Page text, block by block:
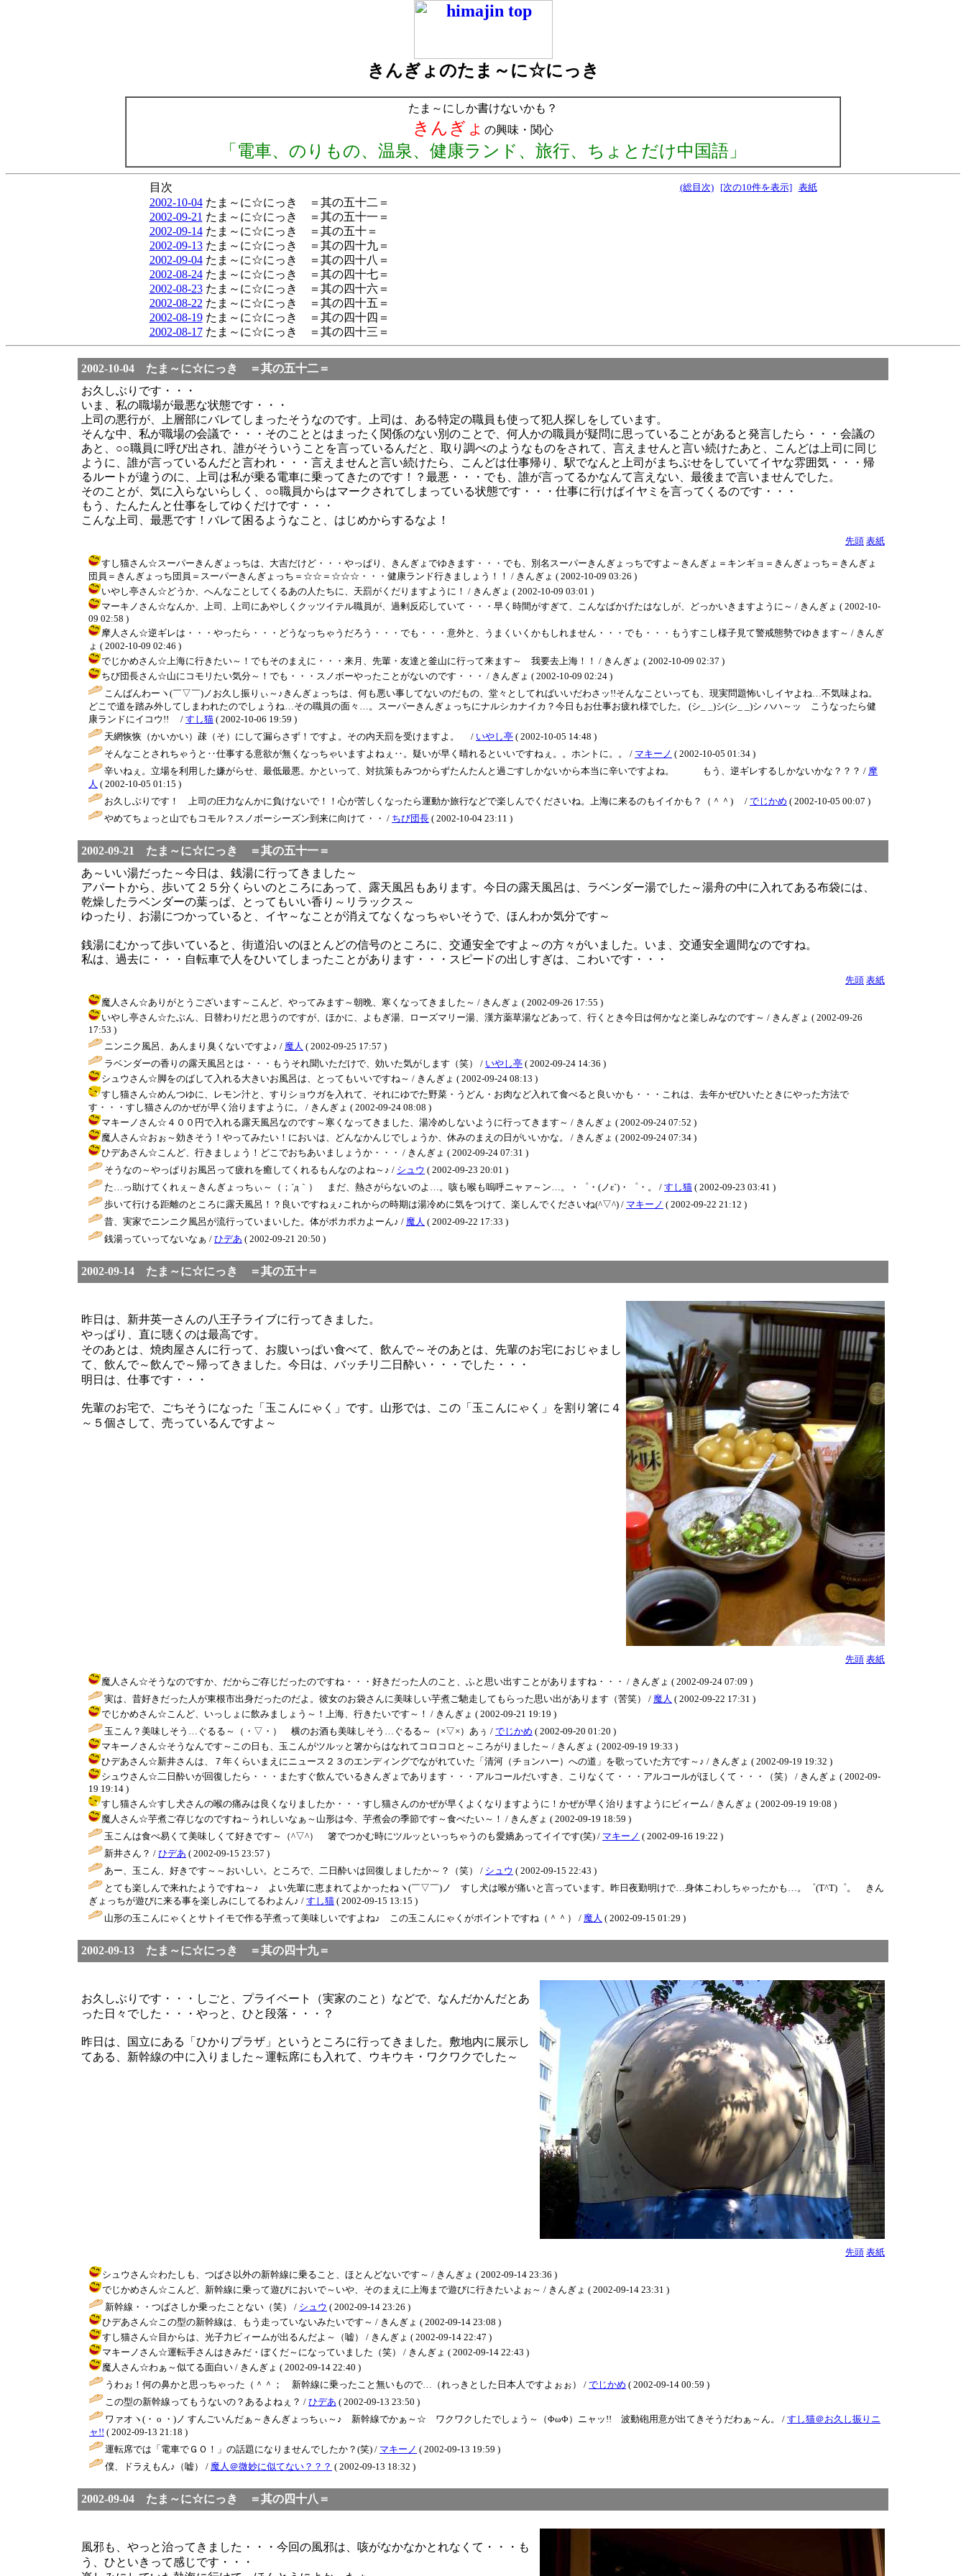
きんぎょのたま～に☆にっき
たま～にしか書けないかも？
きんぎょ の興味・関心
「電車、のりもの、温泉、健康ランド、旅行、ちょとだけ中国語」
目次 (総目次) [次の10件を表示] 表紙
2002-10-04たま～に☆にっき ＝其の五十二＝
2002-09-21 たま～に☆にっき ＝其の五十一＝
2002-09-14たま～に☆にっき ＝其の五十＝
2002-09-13たま～に☆にっき ＝其の四十九＝
2002-09-04たま～に☆にっき ＝其の四十八＝
2002-08-24たま～に☆にっき ＝其の四十七＝
2002-08-23たま～に☆にっき ＝其の四十六＝
2002-08-22 たま～に☆にっき ＝其の四十五＝
2002-08-19たま～に☆にっき ＝其の四十四＝
2002-08-17たま～に☆にっき ＝其の四十三＝
2002-10-04 たま～に☆にっき ＝其の五十二＝
お久しぶりです・・・
いま、私の職場が最悪な状態です・・・
上司の悪行が、上層部にバレてしまったそうなのです。上司は、ある特定の職員も使って犯人探しをしています。
そんな中、私が職場の会議で・・・そのこととはまったく関係のない別のことで、何人かの職員が疑問に思っていることがあると発言したら・・・会議の
あと、○○職員に呼び出され、誰がそういうことを言っているんだと、取り調べのようなものをされて、言えませんと言い続けたあと、こんどは上司に同じ
ように、誰が言っているんだと言われ・・・言えませんと言い続けたら、こんどは仕事帰り、駅でなんと上司がまちぶせをしていてイヤな雰囲気・・・帰
るルートが違うのに、上司は私が乗る電車に乗ってきたのです！？最悪・・・でも、誰が言ってるかなんて言えない、最後まで言いませんでした。
そのことが、気に入らないらしく、○○職員からはマークされてしまっている状態です・・・仕事に行けばイヤミを言ってくるのです・・・
もう、たんたんと仕事をしてゆくだけです・・・
こんな上司、最悪です！バレて困るようなこと、はじめからするなよ！
先頭 表紙
すし猫さん☆スーパーきんぎょっちは、大吉だけど・・・やっぱり、きんぎょでゆきます・・・でも、別名スーパーきんぎょっちですよ～きんぎょ＝キンギョ＝きんぎょっち＝きんぎょ
団員＝きんぎょっち団員＝スーパーきんぎょっち＝☆☆＝☆☆☆・・・健康ランド行きましょう！！ / きんぎょ ( 2002-10-09 03:26 )
いやし亭さん☆どうか、へんなことしてくるあの人たちに、天罰がくだりますように！ / きんぎょ ( 2002-10-09 03:01 )
マーキノさん☆なんか、上司、上司にあやしくクッツイテル職員が、過剰反応していて・・・早く時間がすぎて、こんなばかげたはなしが、どっかいきますように～ / きんぎょ ( 2002-10-
09 02:58 )
摩人さん☆逆ギレは・・・やったら・・・どうなっちゃうだろう・・・でも・・・意外と、うまくいくかもしれません・・・でも・・・もうすこし様子見て警戒態勢でゆきます～ / きんぎ
ょ ( 2002-10-09 02:46 )
でじかめさん☆上海に行きたい～！でもそのまえに・・・来月、先輩・友達と釜山に行って来ます～ 我要去上海！！ / きんぎょ ( 2002-10-09 02:37 )
ちび団長さん☆山にコモリたい気分～！でも・・・スノボーやったことがないのです・・・ / きんぎょ ( 2002-10-09 02:24 )
こんばんわーヽ(￣▽￣)ノお久し振りぃ～♪きんぎょっちは、何も悪い事してないのだもの、堂々としてればいいだわさッ!!そんなこといっても、現実問題怖いしイヤよね…不気味よね。
どこで道を踏み外してしまわれたのでしょうね…その職員の面々…。スーパーきんぎょっちにナルシカナイカ？今日もお仕事お疲れ様でした。 (シ_ _)シ(シ_ _)シ ハハ～ッ こうなったら健
康ランドにイコウ!! / すし猫 ( 2002-10-06 19:59 )
天網恢恢（かいかい）疎（そ）にして漏らさず！ですよ。その内天罰を受けますよ。 / いやし亭 ( 2002-10-05 14:48 )
そんなことされちゃうと‥仕事する意欲が無くなっちゃいますよねぇ‥。疑いが早く晴れるといいですねぇ。。ホントに。。 / マキーノ ( 2002-10-05 01:34 )
辛いねぇ。立場を利用した嫌がらせ、最低最悪。かといって、対抗策もみつからずたんたんと過ごすしかないから本当に辛いですよね。 もう、逆ギレするしかないかな？？？ / 摩
人 ( 2002-10-05 01:15 )
お久しぶりです！ 上司の圧力なんかに負けないで！！心が苦しくなったら運動か旅行などで楽しんでくださいね。上海に来るのもイイかも？（＾＾) / でじかめ ( 2002-10-05 00:07 )
やめてちょっと山でもコモル？スノボーシーズン到来に向けて・・ / ちび団長 ( 2002-10-04 23:11 )
2002-09-21 たま～に☆にっき ＝其の五十一＝
あ～いい湯だった～今日は、銭湯に行ってきました～
アパートから、歩いて２５分くらいのところにあって、露天風呂もあります。今日の露天風呂は、ラベンダー湯でした～湯舟の中に入れてある布袋には、
乾燥したラベンダーの葉っぱ、とってもいい香り～リラックス～
ゆったり、お湯につかっていると、イヤ～なことが消えてなくなっちゃいそうで、ほんわか気分です～
銭湯にむかって歩いていると、街道沿いのほとんどの信号のところに、交通安全ですよ～の方々がいました。いま、交通安全週間なのですね。
私は、過去に・・・自転車で人をひいてしまったことがあります・・・スピードの出しすぎは、こわいです・・・
先頭 表紙
魔人さん☆ありがとうございます～こんど、やってみます～朝晩、寒くなってきました～ / きんぎょ ( 2002-09-26 17:55 )
いやし亭さん☆たぶん、日替わりだと思うのですが、ほかに、よもぎ湯、ローズマリー湯、漢方薬草湯などあって、行くとき今日は何かなと楽しみなのです～ / きんぎょ ( 2002-09-26
17:53 )
ニンニク風呂、あんまり臭くないですよ♪ / 魔人 ( 2002-09-25 17:57 )
ラベンダーの香りの露天風呂とは・・・もうそれ聞いただけで、効いた気がします（笑） / いやし亭 ( 2002-09-24 14:36 )
シュウさん☆脚をのばして入れる大きいお風呂は、とってもいいですね～ / きんぎょ ( 2002-09-24 08:13 )
すし猫さん☆めんつゆに、レモン汁と、すりショウガを入れて、それにゆでた野菜・うどん・お肉など入れて食べると良いかも・・・これは、去年かぜひいたときにやった方法で
す・・・すし猫さんのかぜが早く治りますように。 / きんぎょ ( 2002-09-24 08:08 )
マキーノさん☆４００円で入れる露天風呂なのです～寒くなってきました、湯冷めしないように行ってきます～ / きんぎょ ( 2002-09-24 07:52 )
魔人さん☆おぉ～効きそう！やってみたい！においは、どんなかんじでしょうか、休みのまえの日がいいかな。 / きんぎょ ( 2002-09-24 07:34 )
ひデあさん☆こんど、行きましょう！どこでおちあいましょうか・・・ / きんぎょ ( 2002-09-24 07:31 )
そうなの～やっぱりお風呂って疲れを癒してくれるもんなのよね～♪ / シュウ ( 2002-09-23 20:01 )
た…っ助けてくれぇ～きんぎょっちぃ～（；´д｀） まだ、熱さがらないのよ…。咳も喉も嗚呼ニャァ～ン…。・゜・(ノε`)・゜・。 / すし猫 ( 2002-09-23 03:41 )
歩いて行ける距離のところに露天風呂！？良いですねぇ♪これからの時期は湯冷めに気をつけて、楽しんでくださいね(^▽^) / マキーノ ( 2002-09-22 21:12 )
昔、実家でニンニク風呂が流行っていまいした。体がポカポカよーん♪ / 魔人 ( 2002-09-22 17:33 )
銭湯っていってないなぁ / ひデあ ( 2002-09-21 20:50 )
2002-09-14 たま～に☆にっき ＝其の五十＝
昨日は、新井英一さんの八王子ライブに行ってきました。
やっぱり、直に聴くのは最高です。
そのあとは、焼肉屋さんに行って、お腹いっぱい食べて、飲んで～そのあとは、先輩のお宅におじゃまし
て、飲んで～飲んで～帰ってきました。今日は、バッチリ二日酔い・・・でした・・・
明日は、仕事です・・・
先輩のお宅で、ごちそうになった「玉こんにゃく」です。山形では、この「玉こんにゃく」を割り箸に４
～５個さして、売っているんですよ～
先頭 表紙
魔人さん☆そうなのですか、だからご存じだったのですね・・・好きだった人のこと、ふと思い出すことがありますね・・・ / きんぎょ ( 2002-09-24 07:09 )
実は、昔好きだった人が東根市出身だったのだよ。彼女のお袋さんに美味しい芋煮ご馳走してもらった思い出があります（苦笑） / 魔人 ( 2002-09-22 17:31 )
でじかめさん☆こんど、いっしょに飲みましょう～！上海、行きたいです～！ / きんぎょ ( 2002-09-21 19:19 )
玉こん？美味しそう…ぐるる～（・▽・） 横のお酒も美味しそう…ぐるる～（×▽×）あぅ / でじかめ ( 2002-09-20 01:20 )
マキーノさん☆そうなんです～この日も、玉こんがツルッと箸からはなれてコロコロと～ころがりました～ / きんぎょ ( 2002-09-19 19:33 )
ひデあさん☆新井さんは、７年くらいまえにニュース２３のエンディングでながれていた「清河（チョンハー）への道」を歌っていた方です～♪ / きんぎょ ( 2002-09-19 19:32 )
シュウさん☆二日酔いが回復したら・・・またすぐ飲んでいるきんぎょであります・・・アルコールだいすき、こりなくて・・・アルコールがほしくて・・・（笑） / きんぎょ ( 2002-09-
19 19:14 )
すし猫さん☆すし犬さんの喉の痛みは良くなりましたか・・・すし猫さんのかぜが早くよくなりますように！かぜが早く治りますようにビィーム / きんぎょ ( 2002-09-19 19:08 )
魔人さん☆芋煮ご存じなのですね～うれしいなぁ～山形は今、芋煮会の季節です～食べたい～！ / きんぎょ ( 2002-09-19 18:59 )
玉こんは食べ易くて美味しくて好きです～（^▽^） 箸でつかむ時にツルッといっちゃうのも愛嬌あってイイです(笑) / マキーノ ( 2002-09-16 19:22 )
新井さん？ / ひデあ ( 2002-09-15 23:57 )
あー、玉こん、好きです～～おいしい。ところで、二日酔いは回復しましたか～？（笑） / シュウ ( 2002-09-15 22:43 )
とても楽しんで来れたようですね～♪ よい先輩に恵まれてよかったねヽ(￣▽￣)ノ すし犬は喉が痛いと言っています。昨日夜勤明けで…身体こわしちゃったかも…。゜(T^T)゜。 きん
ぎょっちが遊びに来る事を楽しみにしてるわよん♪ / すし猫 ( 2002-09-15 13:15 )
山形の玉こんにゃくとサトイモで作る芋煮って美味しいですよね♪ この玉こんにゃくがポイントですね（＾＾） / 魔人 ( 2002-09-15 01:29 )
2002-09-13 たま～に☆にっき ＝其の四十九＝
お久しぶりです・・・しごと、プライベート（実家のこと）などで、なんだかんだとあ
った日々でした・・・やっと、ひと段落・・・？
昨日は、国立にある「ひかりプラザ」というところに行ってきました。敷地内に展示し
てある、新幹線の中に入りました～運転席にも入れて、ウキウキ・ワクワクでした～
先頭 表紙
シュウさん☆わたしも、つばさ以外の新幹線に乗ること、ほとんどないです～ / きんぎょ ( 2002-09-14 23:36 )
でじかめさん☆こんど、新幹線に乗って遊びにおいで～いや、そのまえに上海まで遊びに行きたいよぉ～ / きんぎょ ( 2002-09-14 23:31 )
新幹線・・つばさしか乗ったことない（笑） / シュウ ( 2002-09-14 23:26 )
ひデあさん☆この型の新幹線は、もう走っていないみたいです～ / きんぎょ ( 2002-09-14 23:08 )
すし猫さん☆目からは、光子力ビィームが出るんだよ～（嘘） / きんぎょ ( 2002-09-14 22:47 )
マキーノさん☆運転手さんはきみだ・ぼくだ～になっていました（笑） / きんぎょ ( 2002-09-14 22:43 )
魔人さん☆わぁ～似てる面白い / きんぎょ ( 2002-09-14 22:40 )
うわぉ！何の鼻かと思っちゃった（＾＾； 新幹線に乗ったこと無いもので…（れっきとした日本人ですよぉぉ） / でじかめ ( 2002-09-14 00:59 )
この型の新幹線ってもうないの？あるよねぇ？ / ひデあ ( 2002-09-13 23:50 )
ワァオヽ(・ o ・)ノ すんごいんだぁ～きんぎょっちぃ～♪ 新幹線でかぁ～☆ ワクワクしたでしょう～（ΦωΦ）ニャッ!! 波動砲用意が出てきそうだわぁ～ん。 / すし猫＠お久し振りニ
ャ!! ( 2002-09-13 21:18 )
運転席では「電車でＧＯ！」の話題になりませんでしたか？(笑) / マキーノ ( 2002-09-13 19:59 )
僕、ドラえもん♪（嘘） / 魔人＠微妙に似てない？？？ ( 2002-09-13 18:32 )
2002-09-04 たま～に☆にっき ＝其の四十八＝
風邪も、やっと治ってきました・・・今回の風邪は、咳がなかなかとれなくて・・・も
う、ひといきって感じです・・・